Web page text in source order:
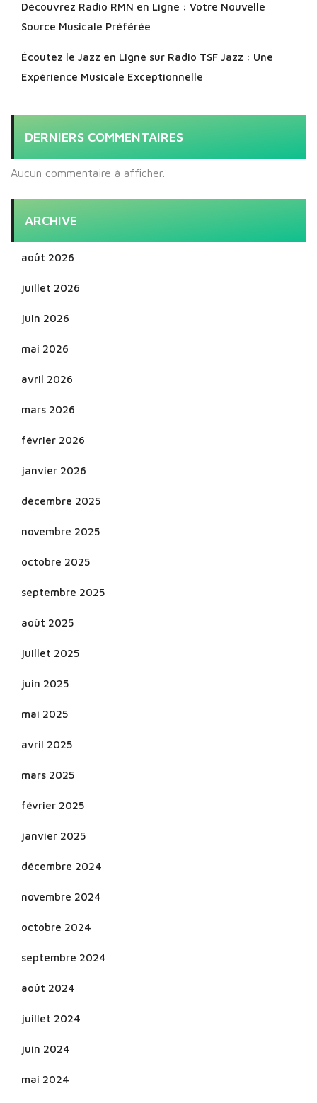
Découvrez Radio RMN en Ligne : Votre Nouvelle
Source Musicale Préférée
Écoutez le Jazz en Ligne sur Radio TSF Jazz : Une
Expérience Musicale Exceptionnelle
DERNIERS COMMENTAIRES
Aucun commentaire à afficher.
ARCHIVE
août 2026
juillet 2026
juin 2026
mai 2026
avril 2026
mars 2026
février 2026
janvier 2026
décembre 2025
novembre 2025
octobre 2025
septembre 2025
août 2025
juillet 2025
juin 2025
mai 2025
avril 2025
mars 2025
février 2025
janvier 2025
décembre 2024
novembre 2024
octobre 2024
septembre 2024
août 2024
juillet 2024
juin 2024
mai 2024